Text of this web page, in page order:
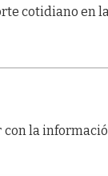
cotidiano en
la